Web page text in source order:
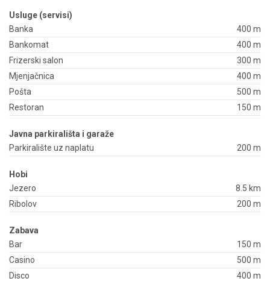
Usluge (servisi)
Banka
400 m
Bankomat
400 m
Frizerski salon
300 m
Mjenjačnica
400 m
Pošta
500 m
Restoran
150 m
Javna parkirališta i garaže
Parkiralište uz naplatu
200 m
Hobi
Jezero
8.5 km
Ribolov
200 m
Zabava
Bar
150 m
Casino
500 m
Disco
400 m